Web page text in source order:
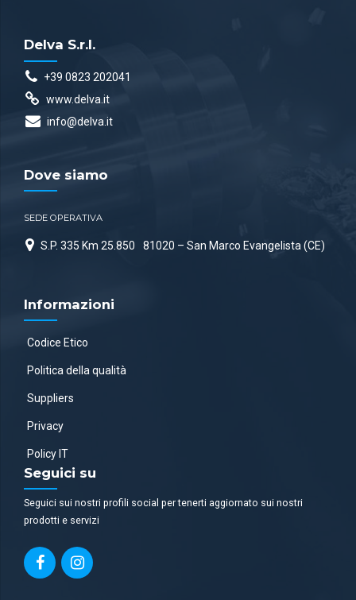
Delva S.r.l.
+39 0823 202041
www.delva.it
info@delva.it
Dove siamo
SEDE OPERATIVA
S.P. 335 Km 25.850 81020 – San Marco Evangelista (CE)
Informazioni
Codice Etico
Politica della qualità
Suppliers
Privacy
Policy IT
Seguici su
Seguici sui nostri profili social per tenerti aggiornato sui nostri
prodotti e servizi